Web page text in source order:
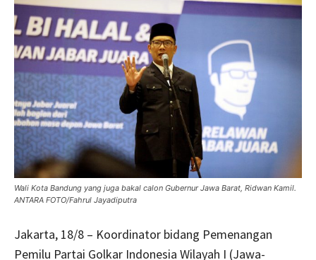
Wali Kota Bandung yang juga bakal calon Gubernur Jawa Barat, Ridwan Kamil.
ANTARA FOTO/Fahrul Jayadiputra
Jakarta, 18/8 – Koordinator bidang Pemenangan
Pemilu Partai Golkar Indonesia Wilayah I (Jawa-